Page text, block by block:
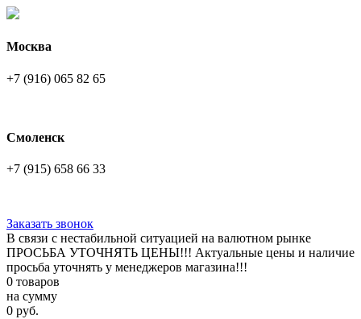
Москва
+7 (916) 065 82 65
Смоленск
+7 (915) 658 66 33
Заказать звонок
В связи с нестабильной ситуацией на валютном рынке
ПРОСЬБА УТОЧНЯТЬ ЦЕНЫ!!! Актуальные цены и наличие
просьба уточнять у менеджеров магазина!!!
0 товаров
на сумму
0 руб.